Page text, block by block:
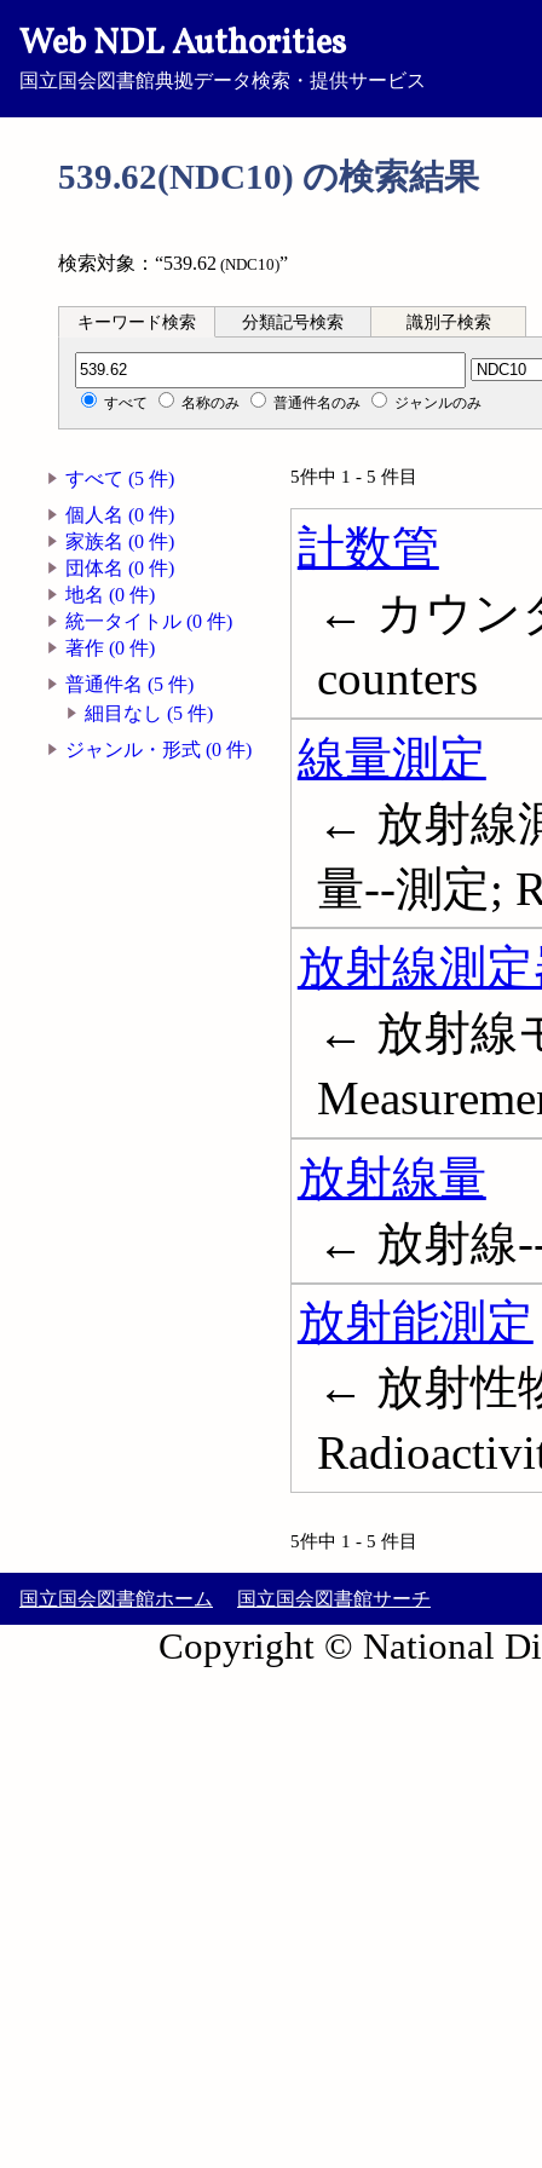
Web NDL Authorities
国立国会図書館典拠データ検索・提供サービス
539.62(NDC10) の検索結果
検索対象：“539.62 (NDC10)”
キーワード検索 分類記号検索 識別子検索
分類記号検索
すべて 名称のみ 普通件名のみ ジャンルのみ
すべて (5 件)
個人名 (0 件)
家族名 (0 件)
団体名 (0 件)
地名 (0 件)
統一タイトル (0 件)
著作 (0 件)
普通件名 (5 件)
細目なし (5 件)
ジャンル・形式 (0 件)
5件中 1 - 5 件目
計数管
← カウン
counters
線量測定
← 放射線
量--測定;
放射線測
← 放射線
放射線量
← 放射線
放射能測定
← 放射性
5件中 1 - 5 件目
国立国会図書館ホーム 国立国会図書館サーチ
Copyright © National